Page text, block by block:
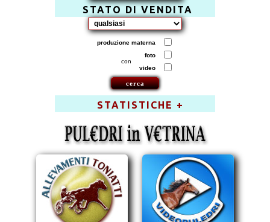
STATO DI VENDITA
produzione materna
con
foto
video
STATISTICHE +